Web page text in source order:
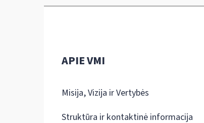
APIE VMI
Misija, Vizija ir Vertybės
Struktūra ir kontaktinė informacija